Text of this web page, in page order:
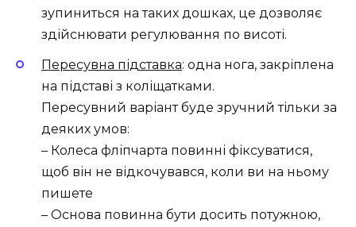
зупиниться на таких дошках, це дозволяє
здійснювати регулювання по висоті.
Пересувна підставка: одна нога, закріплена
на підставі з коліщатками.
Пересувний варіант буде зручний тільки за
деяких умов:
– Колеса фліпчарта повинні фіксуватися,
щоб він не відкочувався, коли ви на ньому
пишете
– Основа повинна бути досить потужною,